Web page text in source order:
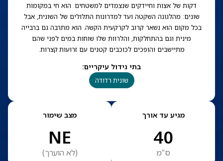
דקות של אצות וחיידקים שנצמדים למשטחים. הוא חי במקומות
שונים: מהלגונה השקטה ועד למדרונות התלולים של השונית, אבל
בכל מקום הוא נשאר קרוב לקרקעית הקשה. הוא מתרבה גם ברבייה
מינית וגם בהתחלקות, והלרוות שלו שוחות במים לפני שהם
מתיישבים והופכים לכוכבים קטנים עם זרועות קצרות.
בתי גידול עיקריים:
שונית רדודה
מגיע עד אורך
40
ס”מ
מצב שימור
NE
(לא הוערך)